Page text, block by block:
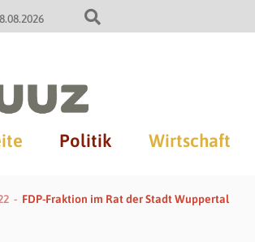
Politik Wirtschaft
FDP-Fraktion im Rat der Stadt Wuppertal